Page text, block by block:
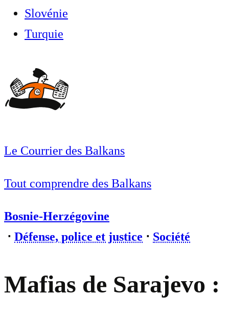
Slovénie
Turquie
Le Courrier des Balkans
Tout comprendre des Balkans
Bosnie-Herzégovine
⋅ Défense, police et justice ⋅ Société
Mafias de Sarajevo :